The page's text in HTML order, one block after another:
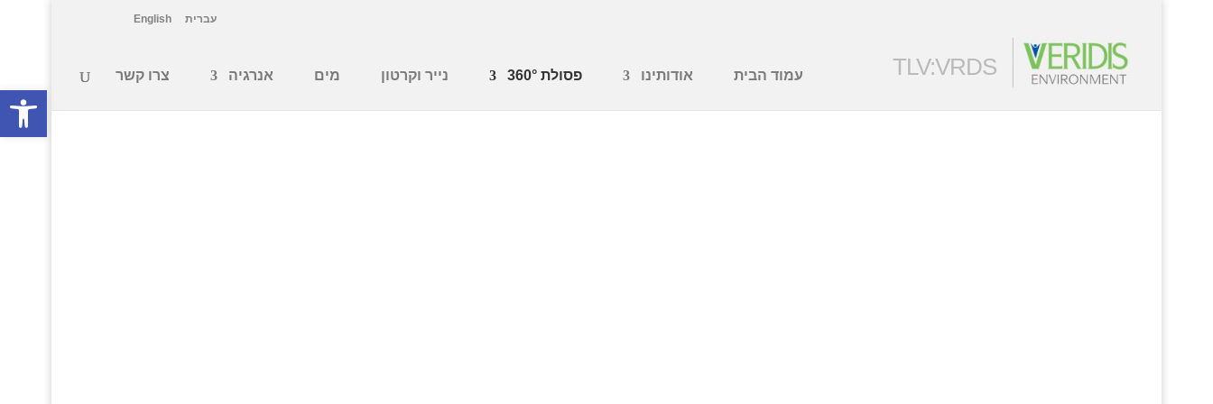
פתח
עברית English
TLV:VRDS עמוד הבית אודותינו פסולת 360° נייר וקרטון מים אנרגיה צרו קשר